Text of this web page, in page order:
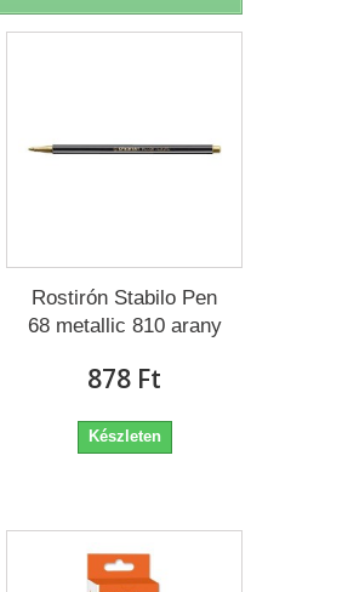
Rostirón Stabilo Pen
68 metallic 810 arany
878 Ft‎
Készleten